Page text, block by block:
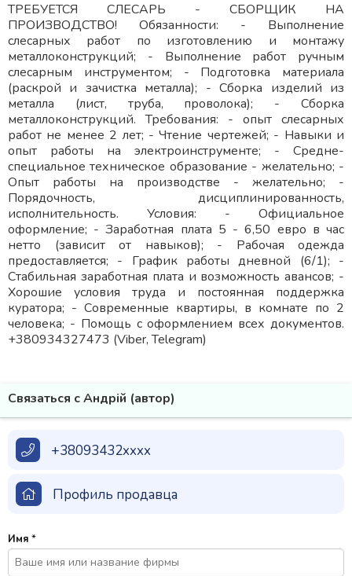
ТРЕБУЕТСЯ CЛЕСАРЬ - СБОРЩИК НА
ПРОИЗВОДСТВО! Обязанности: - Выполнение
слесарных работ по изготовлению и монтажу
металлоконструкций; - Выполнение работ ручным
слесарным инструментом; - Подготовка материала
(раскрой и зачистка металла); - Сборка изделий из
металла (лист, труба, проволока); - Сборка
металлоконструкций. Требования: - опыт слесарных
работ не менее 2 лет; - Чтение чертежей; - Навыки и
опыт работы на электроинструменте; - Средне-
специальное техническое образование - желательно; -
Опыт работы на производстве - желательно; -
Порядочность, дисциплинированность,
исполнительность. Условия: - Официальное
оформление; - Заработная плата 5 - 6,50 евро в час
нетто (зависит от навыков); - Рабочая одежда
предоставляется; - График работы дневной (6/1); -
Стабильная заработная плата и возможность авансов; -
Хорошие условия труда и постоянная поддержка
куратора; - Современные квартиры, в комнате по 2
человека; - Помощь с оформлением всех документов.
+380934327473 (Viber, Telegram)
Связаться с Андрій (автор)
+38093432xxxx
Профиль продавца
Имя *